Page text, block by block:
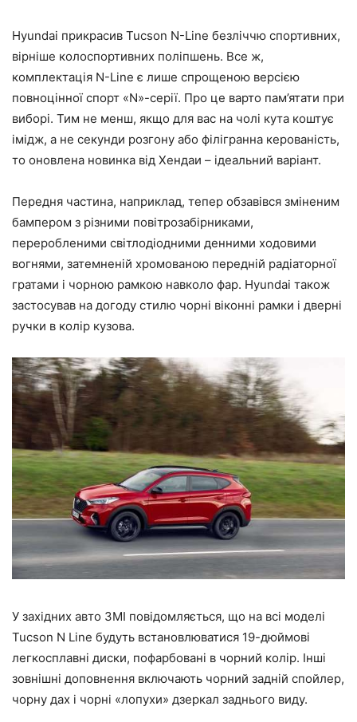
Hyundai прикрасив Tucson N-Line безліччю спортивних,
вірніше колоспортивних поліпшень. Все ж,
комплектація N-Line є лише спрощеною версією
повноцінної спорт «N»-серії. Про це варто пам’ятати при
виборі. Тим не менш, якщо для вас на чолі кута коштує
імідж, а не секунди розгону або філігранна керованість,
то оновлена новинка від Хендаи – ідеальний варіант.
Передня частина, наприклад, тепер обзавівся зміненим
бампером з різними повітрозабірниками,
переробленими світлодіодними денними ходовими
вогнями, затемненій хромованою передній радіаторної
гратами і чорною рамкою навколо фар. Hyundai також
застосував на догоду стилю чорні віконні рамки і дверні
ручки в колір кузова.
У західних авто ЗМІ повідомляється, що на всі моделі
Tucson N Line будуть встановлюватися 19-дюймові
легкосплавні диски, пофарбовані в чорний колір. Інші
зовнішні доповнення включають чорний задній спойлер,
чорну дах і чорні «лопухи» дзеркал заднього виду.